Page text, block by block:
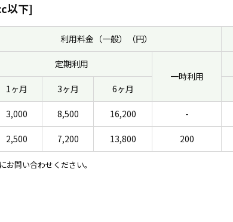
以下]
利用料金（一般）（円）
定期利用
一時利用
1ヶ月
3ヶ月 6ヶ月
3,000 8,500 16,200 -
2,500 7,200 13,800 200
問い合わせください。